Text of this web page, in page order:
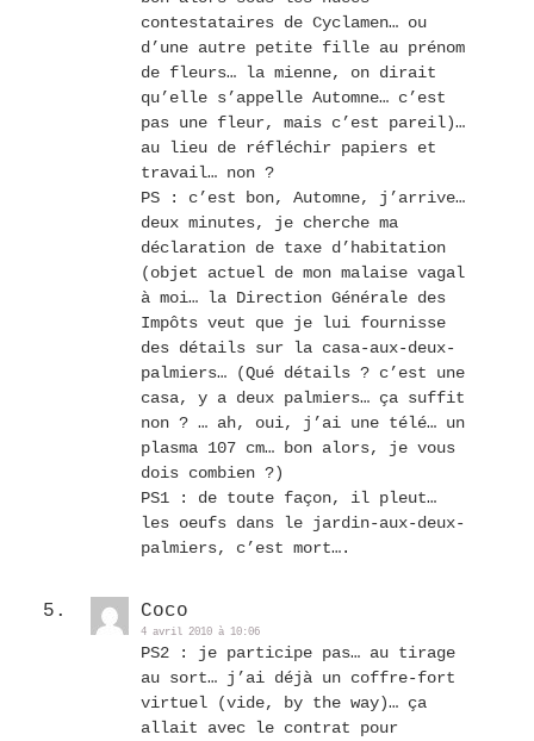
contestataires de Cyclamen… ou
d’une autre petite fille au prénom
de fleurs… la mienne, on dirait
qu’elle s’appelle Automne… c’est
pas une fleur, mais c’est pareil)…
au lieu de réfléchir papiers et
travail… non ?
PS : c’est bon, Automne, j’arrive…
deux minutes, je cherche ma
déclaration de taxe d’habitation
(objet actuel de mon malaise vagal
à moi… la Direction Générale des
Impôts veut que je lui fournisse
des détails sur la casa-aux-deux-
palmiers… (Qué détails ? c’est une
casa, y a deux palmiers… ça suffit
non ? … ah, oui, j’ai une télé… un
plasma 107 cm… bon alors, je vous
dois combien ?)
PS1 : de toute façon, il pleut…
les oeufs dans le jardin-aux-deux-
palmiers, c’est mort….
Coco
4 avril 2010 à 10:06
PS2 : je participe pas… au tirage
au sort… j’ai déjà un coffre-fort
virtuel (vide, by the way)… ça
allait avec le contrat pour